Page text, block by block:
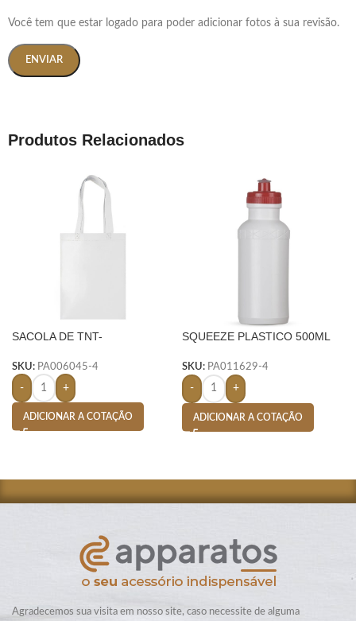
Você tem que estar logado para poder adicionar fotos à sua revisão.
Produtos Relacionados
SACOLA DE TNT-
SKU: PA006045-4
- +
ADICIONAR A COTAÇÃO
SQUEEZE PLASTICO 500ML
SKU: PA011629-4
- +
ADICIONAR A COTAÇÃO
Agradecemos sua visita em nosso site, caso necessite de alguma